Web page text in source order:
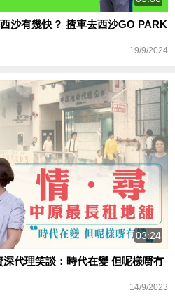
沙有幾快？ 揸車去西沙GO PARK
19/9/2024
03:24
代理笑談：時代在變 但呢樣嘢冇
14/9/2023